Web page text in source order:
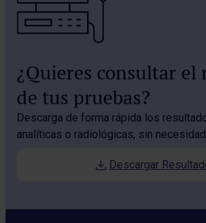
¿Quieres consultar el
de tus pruebas?
Descarga de forma rápida los
analíticas o radiológicas, sin
Descargar